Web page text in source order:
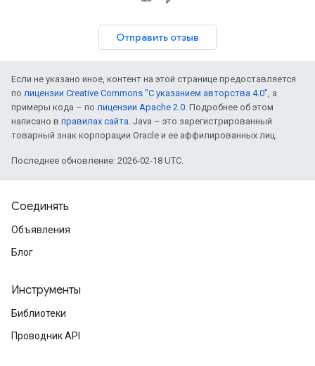
Отправить отзыв
Если не указано иное, контент на этой странице предоставляется
по лицензии Creative Commons "С указанием авторства 4.0", а
примеры кода – по лицензии Apache 2.0. Подробнее об этом
написано в правилах сайта. Java – это зарегистрированный
товарный знак корпорации Oracle и ее аффилированных лиц.
Последнее обновление: 2026-02-18 UTC.
Соединять
Объявления
Блог
Инструменты
Библиотеки
Проводник API